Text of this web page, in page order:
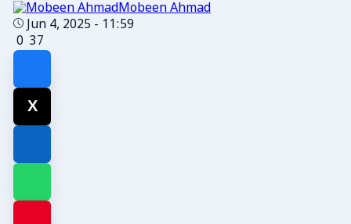
Mobeen Ahmad
Jun 4, 2025 - 11:59
0 37